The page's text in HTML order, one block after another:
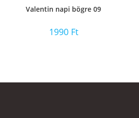
Valentin napi bögre 09
1990 Ft